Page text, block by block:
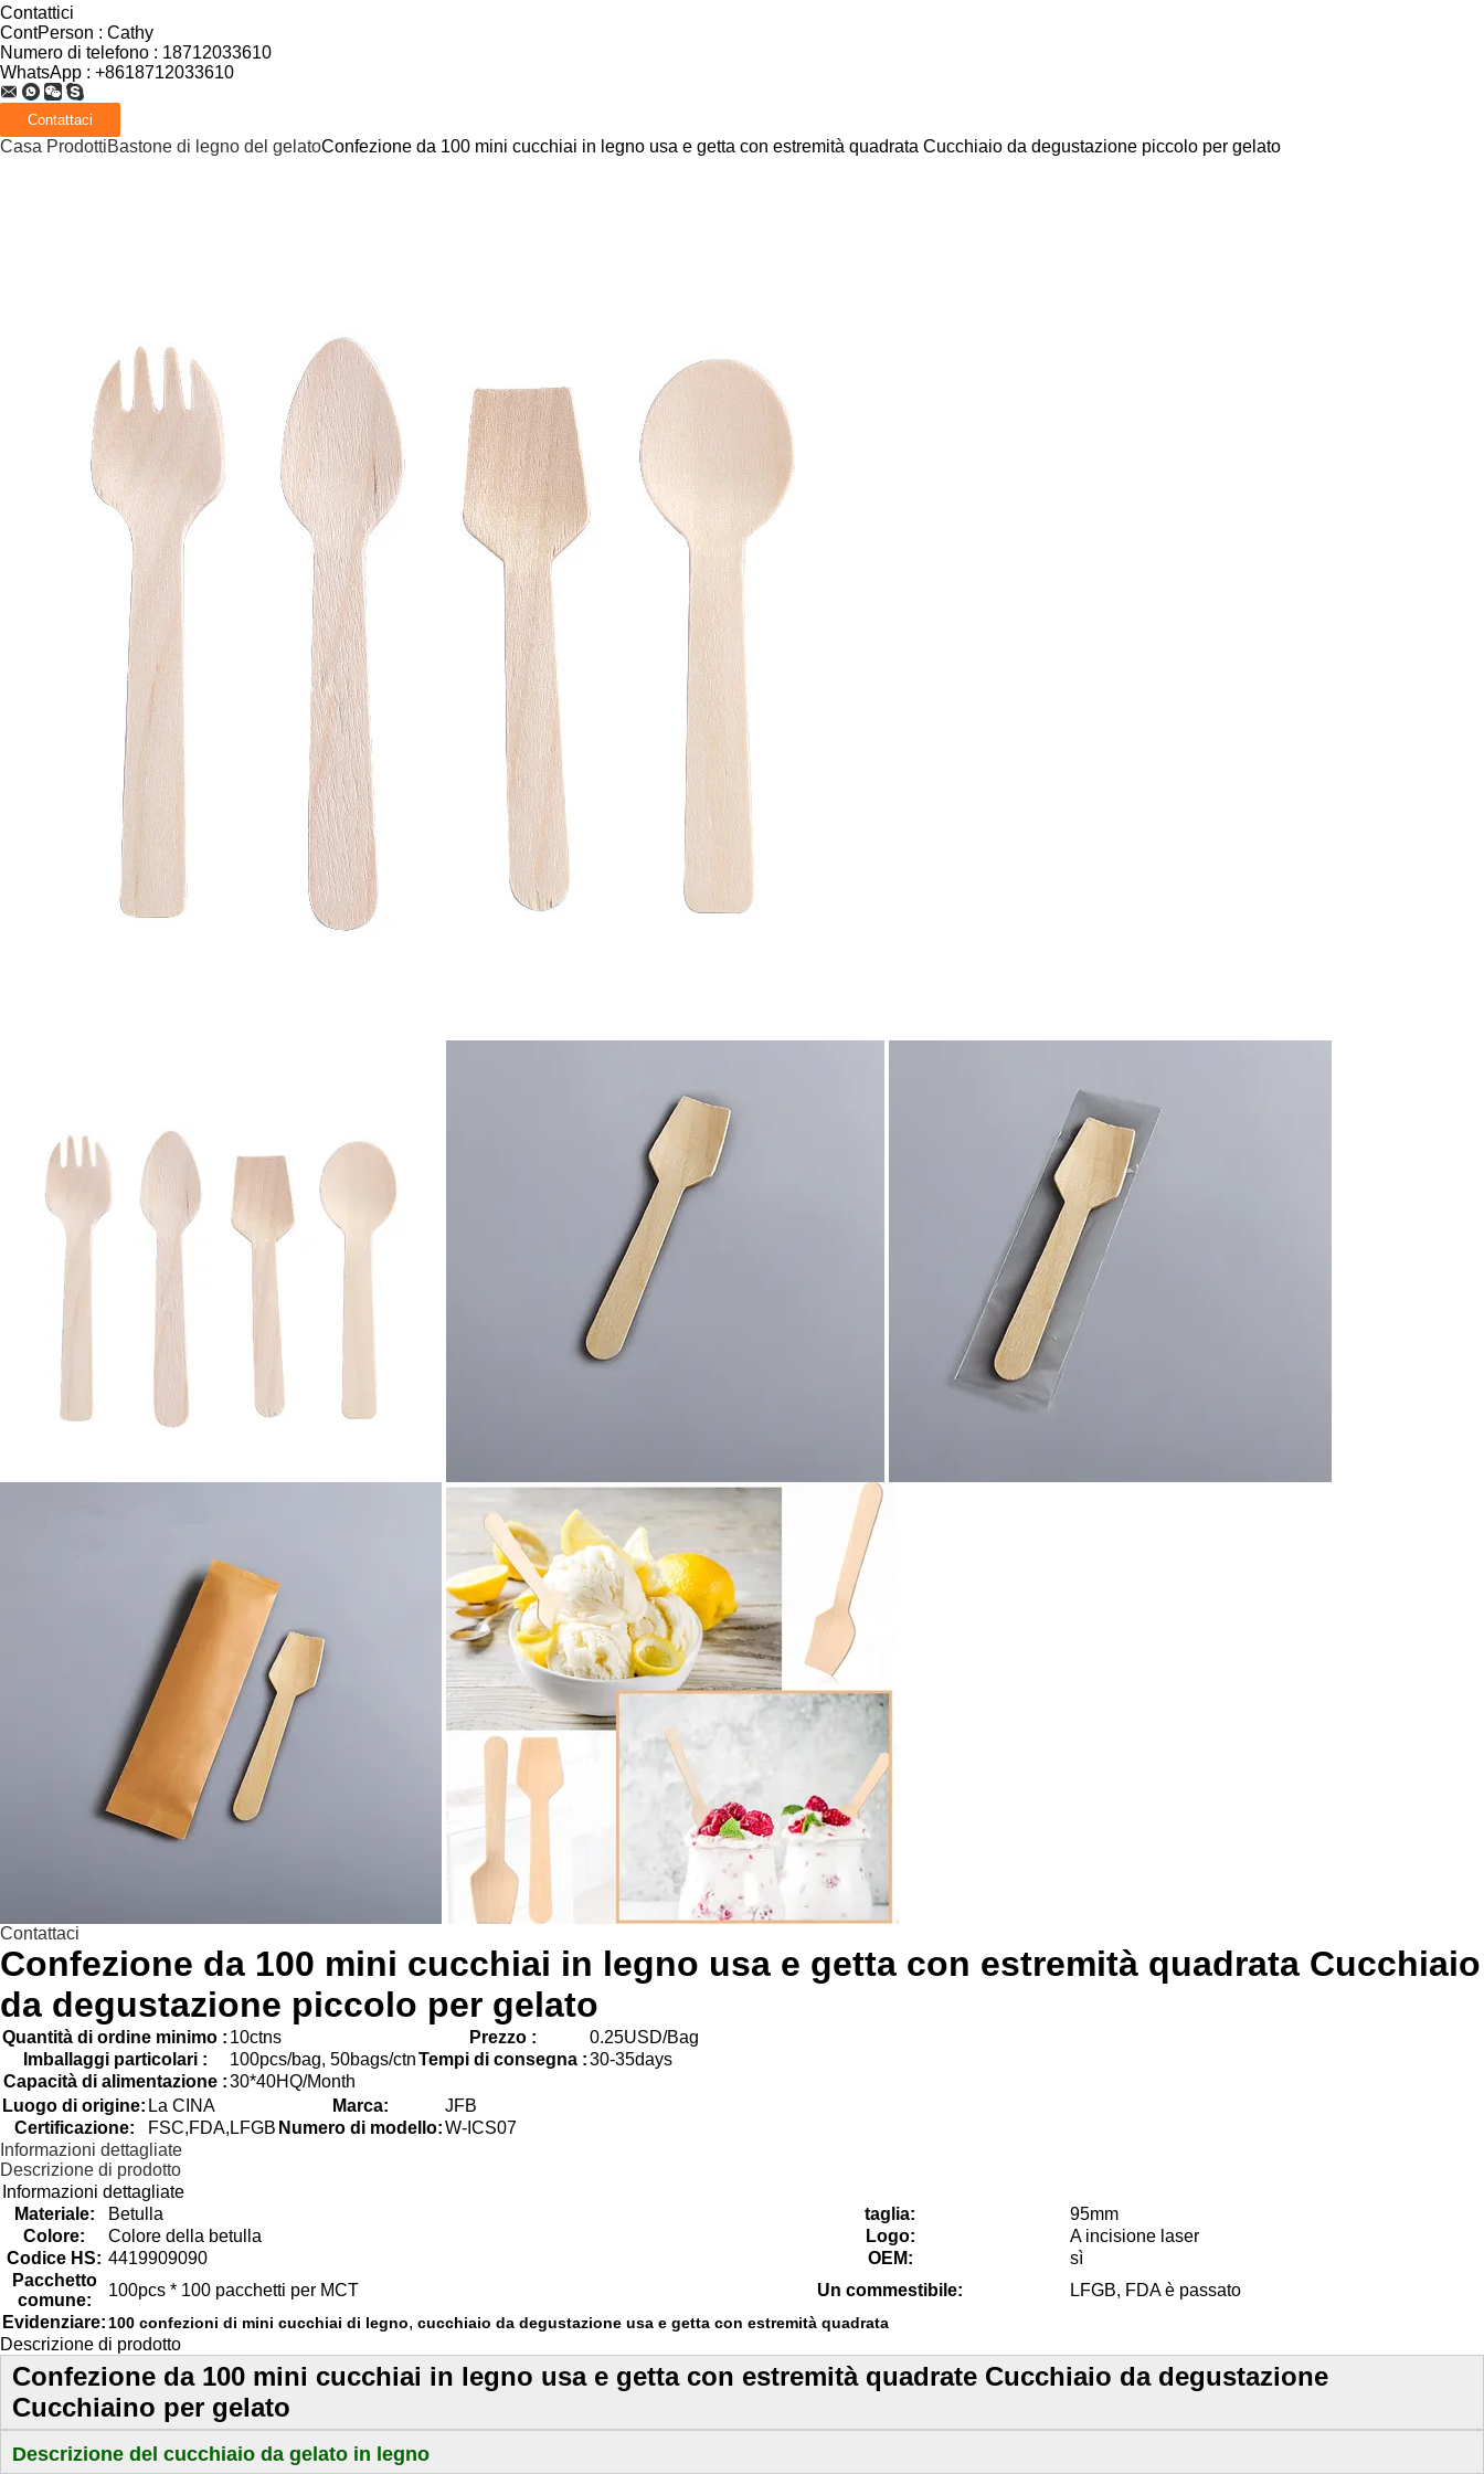
Contattici
ContPerson : Cathy
Numero di telefono : 18712033610
WhatsApp : +8618712033610
Casa ProdottiBastone di legno del gelatoConfezione da 100 mini cucchiai in legno usa e getta con estremità quadrata Cucchiaio da degustazione piccolo per gelato
Contattaci
Confezione da 100 mini cucchiai in legno usa e getta con estremità quadrata Cucchiaio
da degustazione piccolo per gelato
Quantità di ordine minimo : 10ctns Prezzo :
0.25USD/Bag
Imballaggi particolari :
100pcs/bag, 50bags/ctnTempi di consegna :30-35days
Capacità di alimentazione :30*40HQ/Month
Luogo di origine: La CINA Marca:
JFB
Certificazione:
FSC,FDA,LFGB Numero di modello:W-ICS07
Informazioni dettagliate
Descrizione di prodotto
Informazioni dettagliate
Materiale:
Betulla taglia:
95mm
Colore:
Colore della betulla Logo:
A incisione laser
Codice HS: 4419909090 OEM:
sì
Pacchetto
comune:
100pcs * 100 pacchetti per MCT Un commestibile:
LFGB, FDA è passato
Evidenziare: 100 confezioni di mini cucchiai di legno, cucchiaio da degustazione usa e getta con estremità quadrata
Descrizione di prodotto
Confezione da 100 mini cucchiai in legno usa e getta con estremità quadrate Cucchiaio da degustazione
Cucchiaino per gelato
Descrizione del cucchiaio da gelato in legno